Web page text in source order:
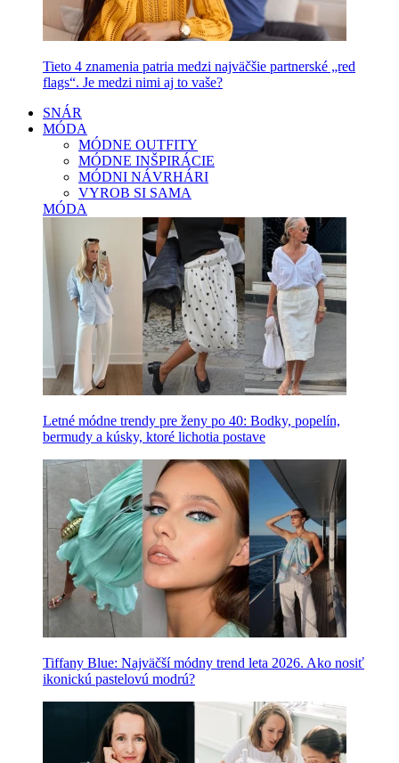
Tieto 4 znamenia patria medzi najväčšie partnerské „red
flags“. Je medzi nimi aj to vaše?
SNÁR
MÓDA
MÓDNE OUTFITY
MÓDNE INŠPIRÁCIE
MÓDNI NÁVRHÁRI
VYROB SI SAMA
MÓDA
Letné módne trendy pre ženy po 40: Bodky, popelín,
bermudy a kúsky, ktoré lichotia postave
Tiffany Blue: Najväčší módny trend leta 2026. Ako nosiť
ikonickú pastelovú modrú?